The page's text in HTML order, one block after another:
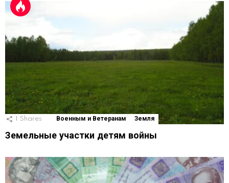
1 Shares Военным и Ветеранам Земля
Земельные участки детям войны